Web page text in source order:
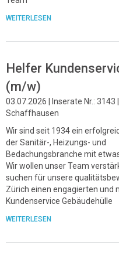
WEITERLESEN
Helfer
(m/w)
03.07.2026 | Inserate Nr.: 3143
Schaffhausen
Wir sind seit 1934 ein
der Sanitär-, Heizungs- und
Bedachungsbranche mit
Wir wollen unser Team
suchen für unsere
Zürich einen engagierten und
Kundenservice Gebäudehülle
WEITERLESEN